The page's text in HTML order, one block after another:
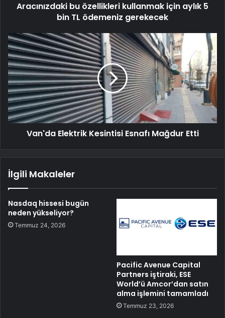
Aracınızdaki bu özellikleri kullanmak için aylık 5
bin TL ödemeniz gerekecek
Van'da Elektrik Kesintisi Esnafı Mağdur Etti
İlgili Makaleler
Nasdaq hissesi bugün
neden yükseliyor?
Temmuz 24, 2026
Pacific Avenue Capital
Partners iştiraki, ESE
World’ü Amcor’dan satın
alma işlemini tamamladı
Temmuz 23, 2026